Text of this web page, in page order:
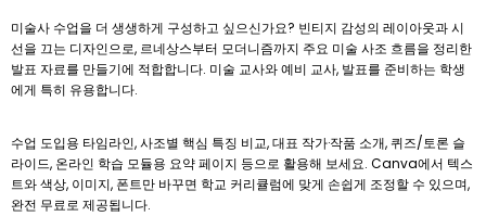
미술사 수업을 더 생생하게 구성하고 싶으신가요? 빈티지 감성의 레이아웃과 시
선을 끄는 디자인으로, 르네상스부터 모더니즘까지 주요 미술 사조 흐름을 정리한
발표 자료를 만들기에 적합합니다. 미술 교사와 예비 교사, 발표를 준비하는 학생
에게 특히 유용합니다.
수업 도입용 타임라인, 사조별 핵심 특징 비교, 대표 작가·작품 소개, 퀴즈/토론 슬
라이드, 온라인 학습 모듈용 요약 페이지 등으로 활용해 보세요. Canva에서 텍스
트와 색상, 이미지, 폰트만 바꾸면 학교 커리큘럼에 맞게 손쉽게 조정할 수 있으며,
완전 무료로 제공됩니다.